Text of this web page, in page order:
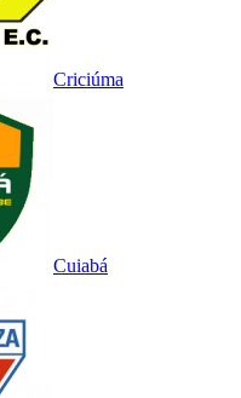
Criciúma
Cuiabá